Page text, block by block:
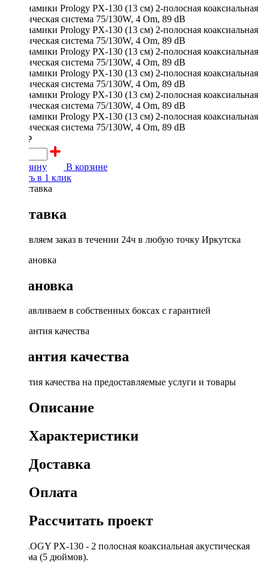
2500 ₽
В корзину
В корзине
Купить в 1 клик
Доставка
Доставляем заказ в течении 24ч в любую точку Иркутска
Установка
Устанавливаем в собственных боксах с гарантией
Гарантия качества
Гарантия качества на предоставляемые услуги и товары
Описание
Характеристики
Доставка
Оплата
Рассчитать проект
PROLOGY PX-130 - 2 полосная коаксиальная акустическая
система (5 дюймов).